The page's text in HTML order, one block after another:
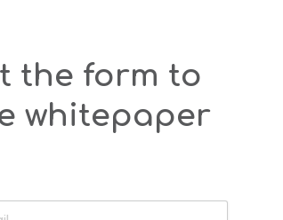
the form to
whitepaper